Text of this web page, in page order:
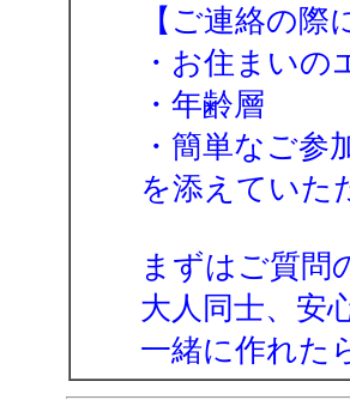
【ご連絡の際
・お住まいの
・年齢層
・簡単なご参
を添えていた
まずはご質問
大人同士、安
一緒に作れた